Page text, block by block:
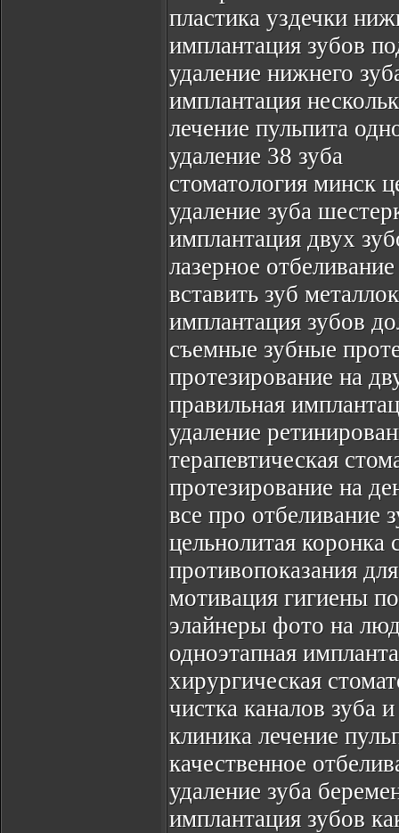
пластика уздечки
имплантация зубов
удаление нижнего
имплантация
лечение пульпита
удаление 38 зуба
стоматология минск
удаление зуба
имплантация двух
лазерное
вставить зуб
имплантация зубов
съемные зубные
протезирование на
правильная
удаление
терапевтическая
протезирование на
все про отбеливание
цельнолитая коронка
противопоказания
мотивация гигиены
элайнеры фото на
одноэтапная
хирургическая
чистка каналов зуба
клиника лечение
качественное
удаление зуба
имплантация зубов